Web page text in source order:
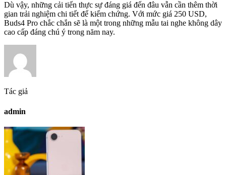
Dù vậy, những cải tiến thực sự đáng giá đến đâu vẫn cần thêm thời
gian trải nghiệm chi tiết để kiểm chứng. Với mức giá 250 USD,
Buds4 Pro chắc chắn sẽ là một trong những mẫu tai nghe không dây
cao cấp đáng chú ý trong năm nay.
Tác giả
admin